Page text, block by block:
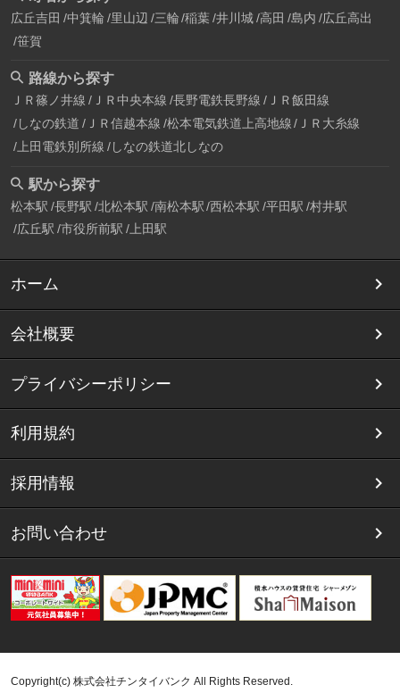
広丘吉田 中箕輪 里山辺 三輪 稲葉 井川城 高田 島内 広丘高出
笹賀
路線から探す
ＪＲ篠ノ井線 ＪＲ中央本線 長野電鉄長野線 ＪＲ飯田線
しなの鉄道 ＪＲ信越本線 松本電気鉄道上高地線
ＪＲ大糸線
上田電鉄別所線 しなの鉄道北しなの
駅から探す
松本駅 長野駅 北松本駅 南松本駅 西松本駅 平田駅 村井駅
広丘駅 市役所前駅 上田駅
ホーム
会社概要
プライバシーポリシー
利用規約
採用情報
お問い合わせ
Copyright(c) 株式会社チンタイバンク All Rights Reserved.